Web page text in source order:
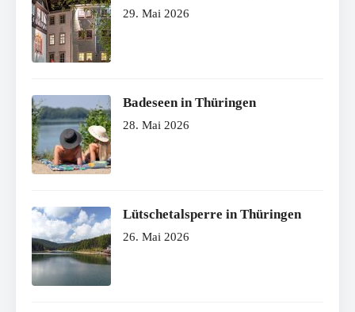
29. Mai 2026
Badeseen in Thüringen
28. Mai 2026
Lütschetalsperre in Thüringen
26. Mai 2026